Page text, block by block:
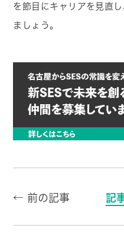
を節目にキャリアを見直
ましょう。
← 前の記事 記